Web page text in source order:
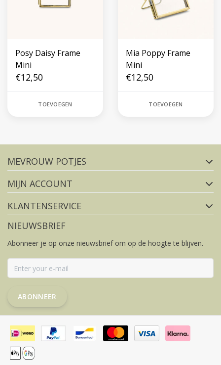
Posy Daisy Frame
Mini
€12,50
TOEVOEGEN
Mia Poppy Frame
Mini
€12,50
TOEVOEGEN
FACEBOOK
MEVROUW POTJES
MIJN ACCOUNT
KLANTENSERVICE
NIEUWSBRIEF
Abonneer je op onze nieuwsbrief om op de hoogte te blijven.
ABONNEER